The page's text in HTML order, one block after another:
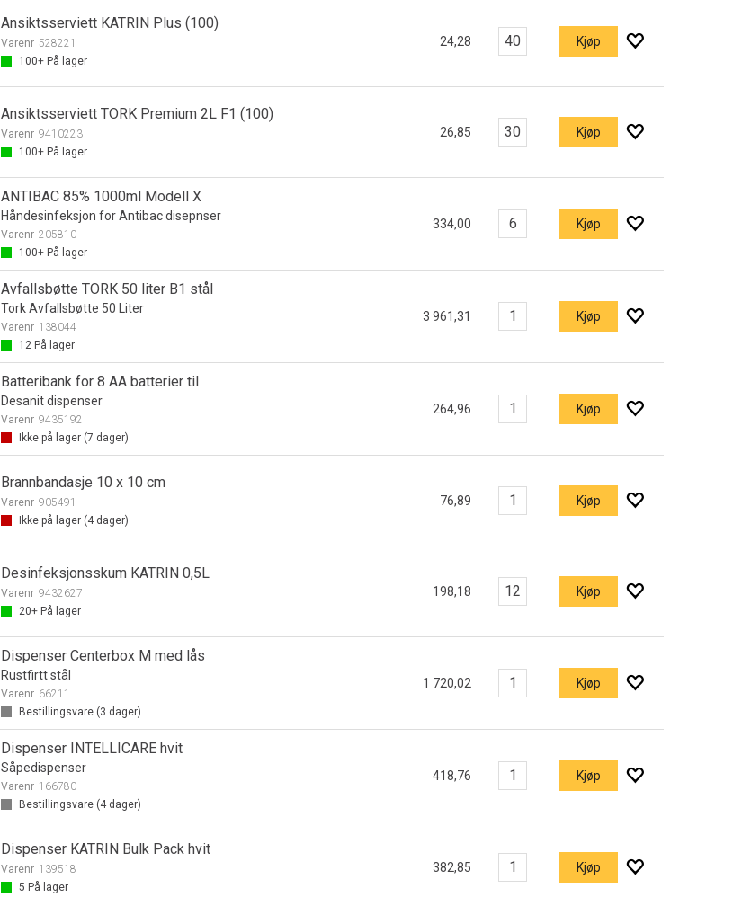
Ansiktsserviett KATRIN Plus (100)
Varenr 528221
100+På lager
24,28 Kjøp
Ansiktsserviett TORK Premium 2L F1 (100)
Varenr 9410223
100+På lager
26,85 Kjøp
ANTIBAC 85% 1000ml Modell X
Håndesinfeksjon for Antibac disepnser
Varenr 205810
100+På lager
334,00 Kjøp
Avfallsbøtte TORK 50 liter B1 stål
Tork Avfallsbøtte 50 Liter
Varenr 138044
12 På lager
3 961,31 Kjøp
Batteribank for 8 AA batterier til
Desanit dispenser
Varenr 9435192
Ikke på lager (7 dager)
264,96 Kjøp
Brannbandasje 10 x 10 cm
Varenr 905491
Ikke på lager (4dager)
76,89 Kjøp
Desinfeksjonsskum KATRIN 0,5L
Varenr 9432627
20+På lager
198,18 Kjøp
Dispenser Centerbox M med lås
Rustfirtt stål
Varenr 66211
Bestillingsvare (3 dager)
1 720,02 Kjøp
Dispenser INTELLICARE hvit
Såpedispenser
Varenr 166780
Bestillingsvare (4dager)
418,76 Kjøp
Dispenser KATRIN Bulk Pack hvit
Varenr 139518
5 På lager
382,85 Kjøp